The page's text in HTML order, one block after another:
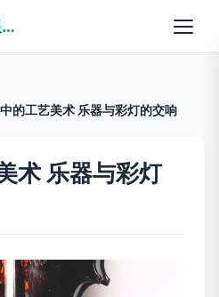
东阳市美恒工艺品有限公司
的工艺美术 乐器与彩灯的交响
术 乐器与彩灯